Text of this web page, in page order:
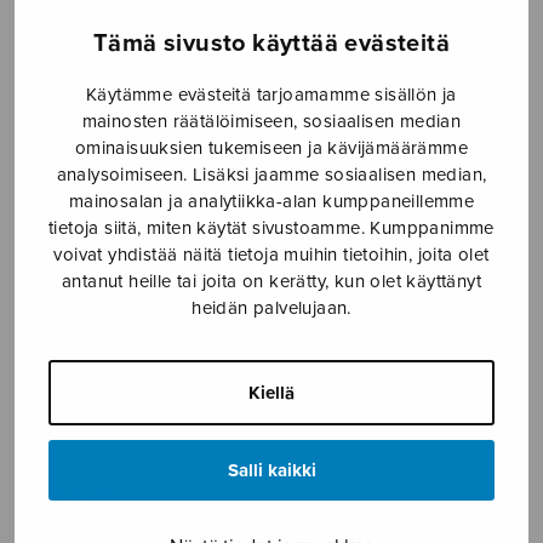
Tämä sivusto käyttää evästeitä
Käytämme evästeitä tarjoamamme sisällön ja
mainosten räätälöimiseen, sosiaalisen median
ominaisuuksien tukemiseen ja kävijämäärämme
analysoimiseen. Lisäksi jaamme sosiaalisen median,
mainosalan ja analytiikka-alan kumppaneillemme
tietoja siitä, miten käytät sivustoamme. Kumppanimme
voivat yhdistää näitä tietoja muihin tietoihin, joita olet
antanut heille tai joita on kerätty, kun olet käyttänyt
heidän palvelujaan.
Kiellä
Salli kaikki
Etusivu › Nuottikauppa › Sekakuoro ›
Pyhä yö
(sekakuorolle)
Sidoroff Mikko
4,30€